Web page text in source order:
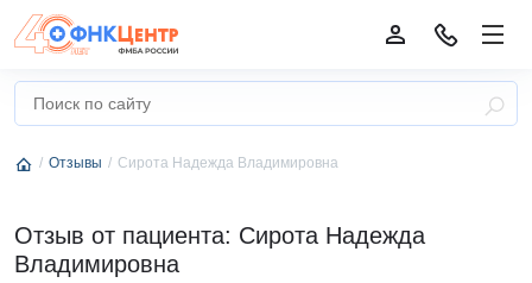
Отзывы Сирота Надежда Владимировна
Отзыв от пациента: Сирота Надежда
Владимировна